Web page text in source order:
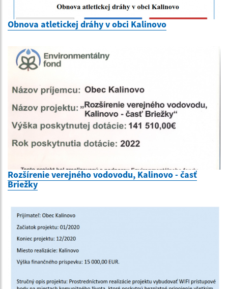
Obnova atletickej dráhy v obci Kalinovo
Rozšírenie verejného vodovodu, Kalinovo - časť
Briežky